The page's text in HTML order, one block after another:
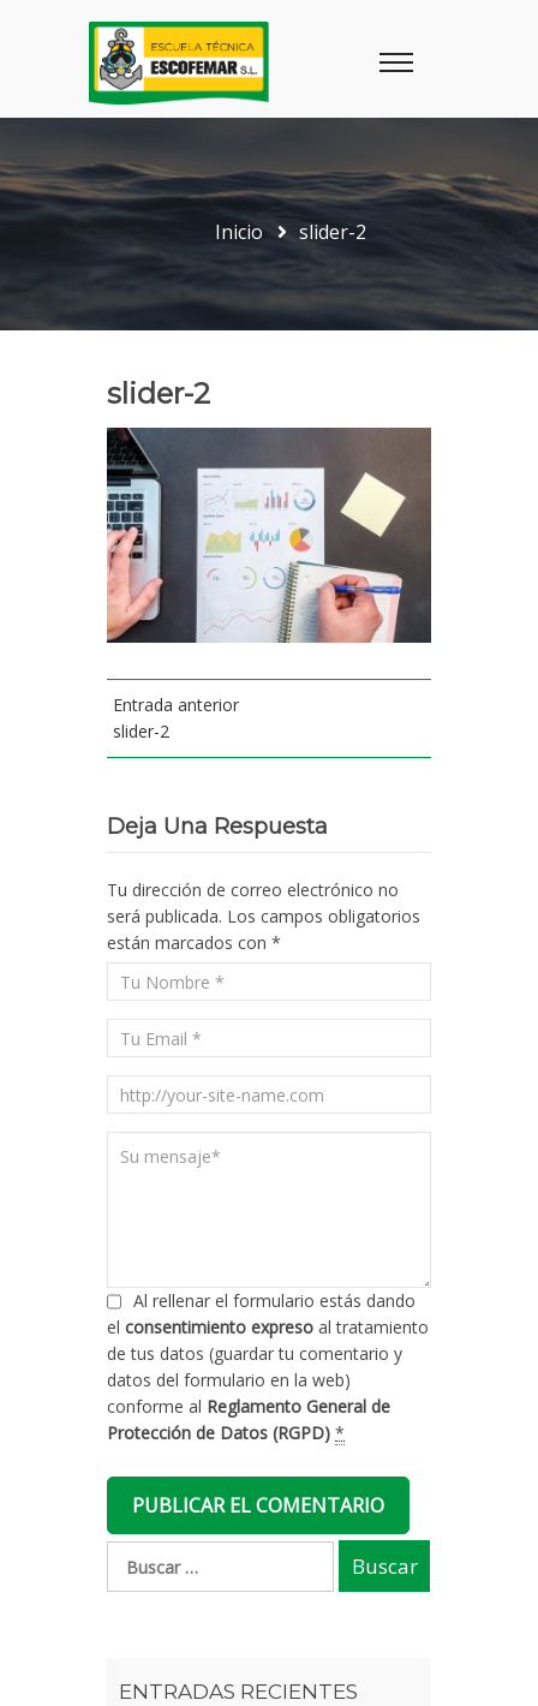
Inicio slider-2
slider-2
Entrada anterior
slider-2
Deja Una Respuesta
Tu dirección de correo electrónico no
será publicada. Los campos obligatorios
están marcados con *
Al rellenar el formulario estás dando
el consentimiento expreso al tratamiento
de tus datos (guardar tu comentario y
datos del formulario en la web)
conforme al Reglamento General de
Protección de Datos (RGPD) *
ENTRADAS RECIENTES